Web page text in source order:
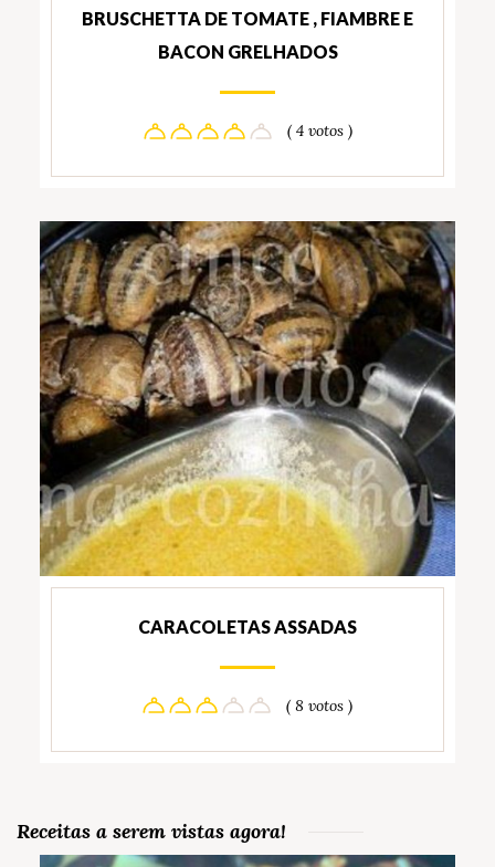
BRUSCHETTA DE TOMATE , FIAMBRE E
BACON GRELHADOS
( 4 votos )
CARACOLETAS ASSADAS
( 8 votos )
Receitas a serem vistas agora!